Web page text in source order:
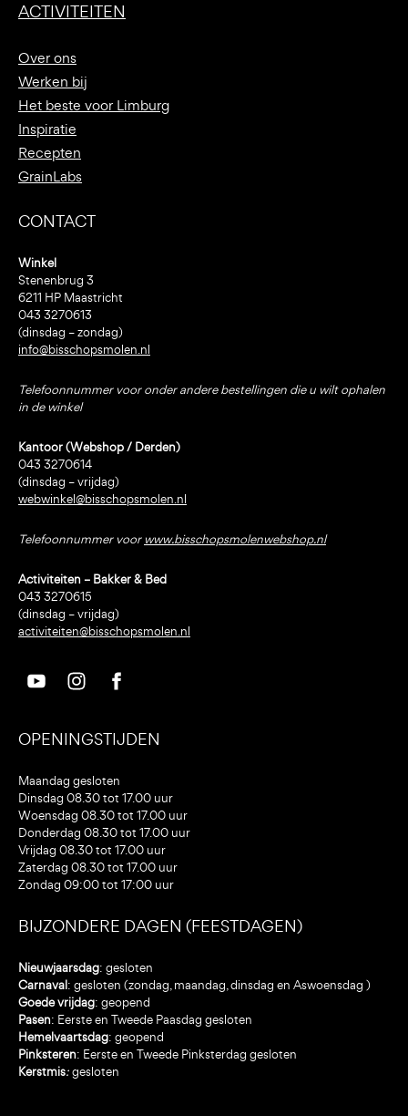
ACTIVITEITEN
Over ons
Werken bij
Het beste voor Limburg
Inspiratie
Recepten
GrainLabs
CONTACT
Winkel
Stenenbrug 3
6211 HP Maastricht
043 3270613
(dinsdag – zondag)
info@bisschopsmolen.nl
Telefoonnummer voor onder andere bestellingen die u wilt ophalen
in de winkel
Kantoor (Webshop / Derden)
043 3270614
(dinsdag – vrijdag)
webwinkel@bisschopsmolen.nl
Telefoonnummer voor www.bisschopsmolenwebshop.nl
Activiteiten – Bakker & Bed
043 3270615
(dinsdag – vrijdag)
activiteiten@bisschopsmolen.nl
OPENINGSTIJDEN
Maandag gesloten
Dinsdag 08.30 tot 17.00 uur
Woensdag 08.30 tot 17.00 uur
Donderdag 08.30 tot 17.00 uur
Vrijdag 08.30 tot 17.00 uur
Zaterdag 08.30 tot 17.00 uur
Zondag 09:00 tot 17:00 uur
BIJZONDERE DAGEN (FEESTDAGEN)
Nieuwjaarsdag: gesloten
Carnaval: gesloten (zondag, maandag, dinsdag en Aswoensdag )
Goede vrijdag: geopend
Pasen: Eerste en Tweede Paasdag gesloten
Hemelvaartsdag: geopend
Pinksteren: Eerste en Tweede Pinksterdag gesloten
Kerstmis:gesloten